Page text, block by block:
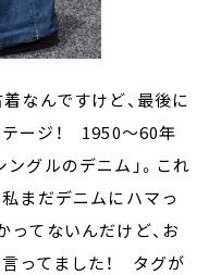
なんですけど、最後に
ージ！ 1950～60年
グルのデニム」。これ
まだデニムにハマっ
ってないんだけど、お
ってました！ タグが